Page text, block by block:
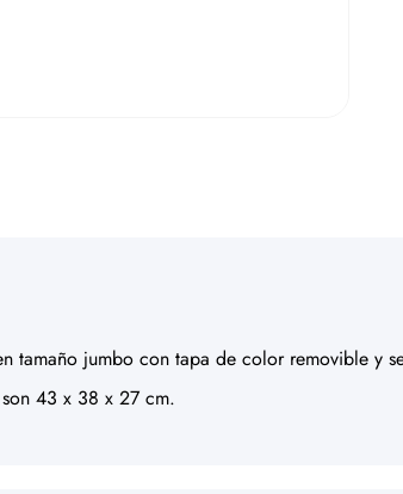
tamaño jumbo con tapa de color removible y
43 x 38 x 27 cm.